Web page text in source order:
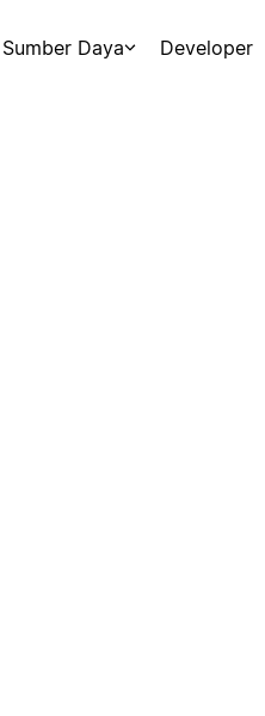
Sumber Daya Developer